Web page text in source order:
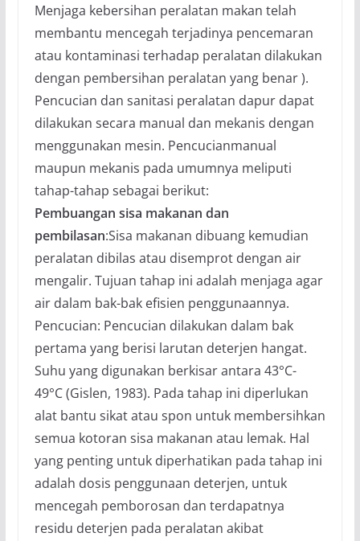
Menjaga kebersihan peralatan makan telah
membantu mencegah terjadinya pencemaran
atau kontaminasi terhadap peralatan dilakukan
dengan pembersihan peralatan yang benar ).
Pencucian dan sanitasi peralatan dapur dapat
dilakukan secara manual dan mekanis dengan
menggunakan mesin. Pencucianmanual
maupun mekanis pada umumnya meliputi
tahap-tahap sebagai berikut:
Pembuangan sisa makanan dan
pembilasan:Sisa makanan dibuang kemudian
peralatan dibilas atau disemprot dengan air
mengalir. Tujuan tahap ini adalah menjaga agar
air dalam bak-bak efisien penggunaannya.
Pencucian: Pencucian dilakukan dalam bak
pertama yang berisi larutan deterjen hangat.
Suhu yang digunakan berkisar antara 43°C-
49°C (Gislen, 1983). Pada tahap ini diperlukan
alat bantu sikat atau spon untuk membersihkan
semua kotoran sisa makanan atau lemak. Hal
yang penting untuk diperhatikan pada tahap ini
adalah dosis penggunaan deterjen, untuk
mencegah pemborosan dan terdapatnya
residu deterjen pada peralatan akibat